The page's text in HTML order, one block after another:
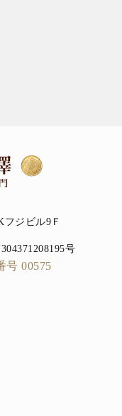
ジビル9Ｆ
号
号 00575